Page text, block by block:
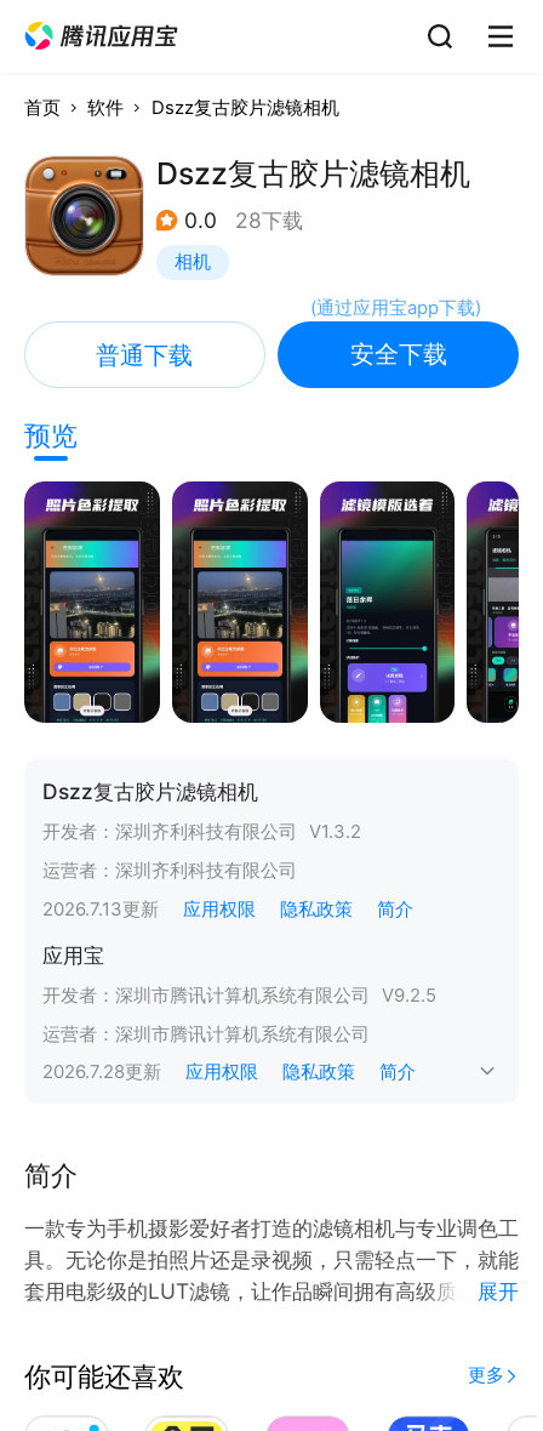
首页 软件 Dszz复古胶片滤镜相机
Dszz复古胶片滤镜相机
0.0 28下载
相机
(通过应用宝app下载)
普通下载 安全下载
预览
Dszz复古胶片滤镜相机
开发者： 深圳齐利科技有限公司 V1.3.2
运营者： 深圳齐利科技有限公司
2026.7.13更新 应用权限 隐私政策 简介
应用宝
开发者： 深圳市腾讯计算机系统有限公司 V9.2.5
运营者： 深圳市腾讯计算机系统有限公司
2026.7.28更新 应用权限 隐私政策 简介
简介
一款专为手机摄影爱好者打造的滤镜相机与专业调色工
具。无论你是拍照片还是录视频，只需轻点一下，就能
套用电影级的LUT滤镜，让作品瞬间拥有高级质感。
古、日系清新、电影青橙、黑白经典、美食暖调等多种
风格。无论是街拍、人像、风景还是Vlog，总有一款
展开
你可能还喜欢 更多